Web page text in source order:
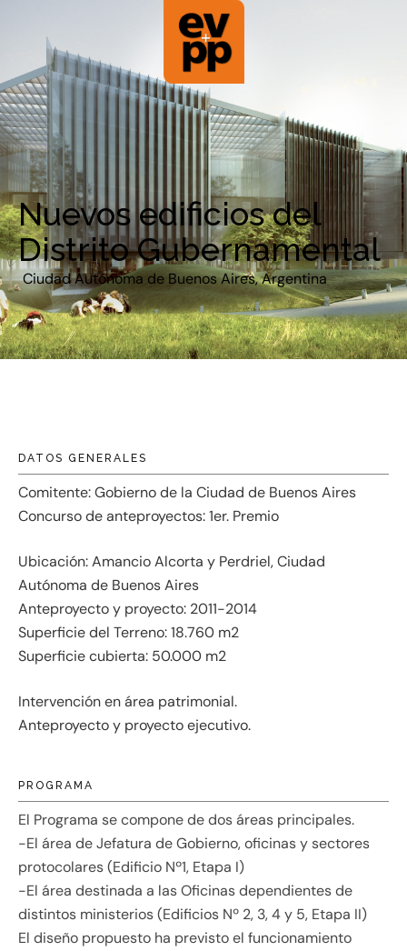
Nuevos edificios del
Distrito Gubernamental
Ciudad Autónoma de Buenos Aires, Argentina
DATOS GENERALES
Comitente: Gobierno de la Ciudad de Buenos Aires
Concurso de anteproyectos: 1er. Premio
Ubicación: Amancio Alcorta y Perdriel, Ciudad
Autónoma de Buenos Aires
Anteproyecto y proyecto: 2011-2014
Superficie del Terreno: 18.760 m2
Superficie cubierta: 50.000 m2
Intervención en área patrimonial.
Anteproyecto y proyecto ejecutivo.
PROGRAMA
El Programa se compone de dos áreas principales.
-El área de Jefatura de Gobierno, oficinas y sectores
protocolares (Edificio Nº1, Etapa I)
-El área destinada a las Oficinas dependientes de
distintos ministerios (Edificios Nº 2, 3, 4 y 5, Etapa II)
El diseño propuesto ha previsto el funcionamiento